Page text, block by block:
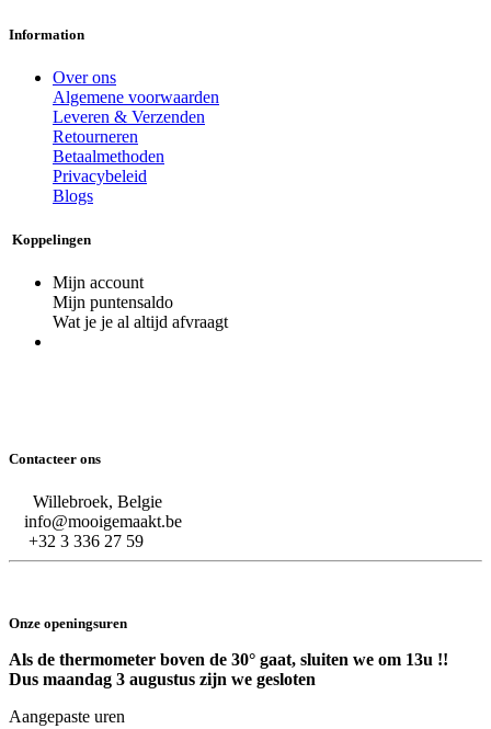
Information
Over ons
Algemene voorwaarden
Leveren & Verzenden
Retourneren
Betaalmethoden
Privacybeleid
Blogs
Koppelingen
Mijn account
Mijn puntensaldo
Wat je je al altijd afvraagt
Contacteer ons
Willebroek, Belgie
info@mooigemaakt.be
+32 3 336 27 59
Onze openingsuren
Als de thermometer boven de 30° gaat, sluiten we om 13u !!
Dus maandag 3 augustus zijn we gesloten
Aangepaste uren